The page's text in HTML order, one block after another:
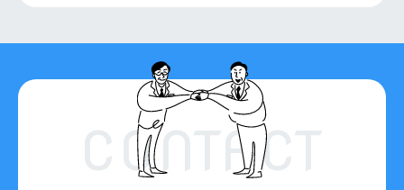
CONTACT